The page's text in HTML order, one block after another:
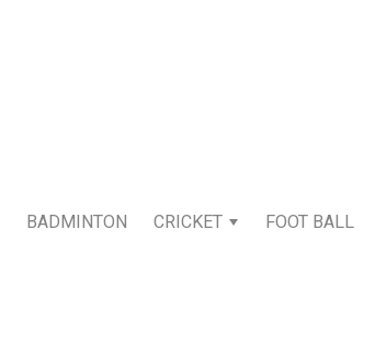
BADMINTON CRICKET FOOT BALL